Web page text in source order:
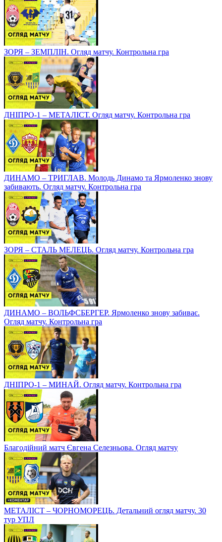
ЗОРЯ – ЗЕМПЛІН. Огляд матчу. Контрольна гра
ДНІПРО-1 – МЕТАЛІСТ. Огляд матчу. Контрольна гра
ДИНАМО – ТРИГЛАВ. Молодь Динамо та Ярмоленко знову
забивають. Огляд матчу. Контрольна гра
ЗОРЯ – СТАЛЬ МЕЛЕЦЬ. Огляд матчу. Контрольна гра
ДИНАМО – ВОЛЬФСБЕРГЕР. Ярмоленко знову забиває.
Огляд матчу. Контрольна гра
ДНІПРО-1 – МИНАЙ. Огляд матчу. Контрольна гра
Благодійний матч Євгена Селезньова. Огляд матчу
МЕТАЛІСТ – ЧОРНОМОРЕЦЬ. Детальний огляд матчу. 30
тур УПЛ